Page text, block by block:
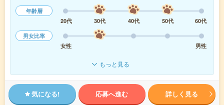
年齢層
20代
30代 40代 50代
60代
男女比率
女性
男性
もっと見る
気になる! 応募へ進む 詳しく見る